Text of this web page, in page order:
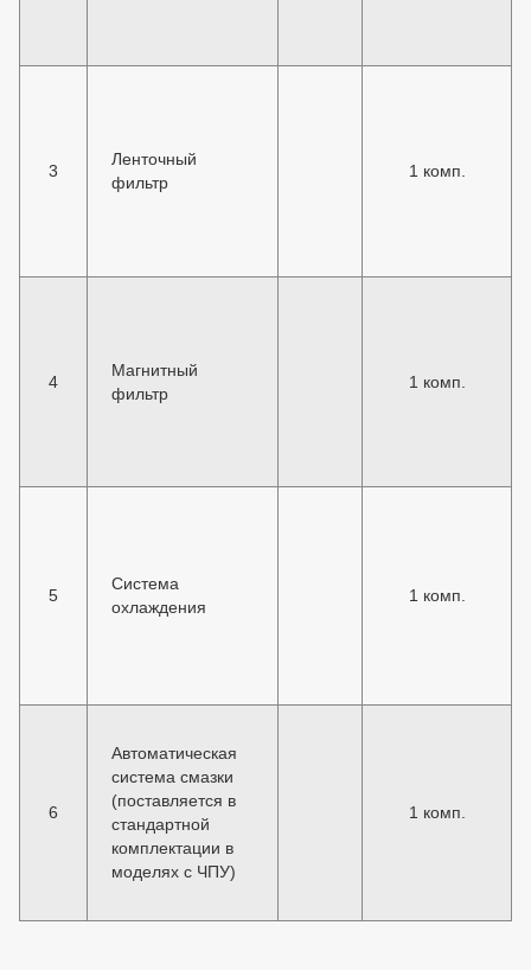
3
Ленточный
фильтр
1 комп.
4
Магнитный
фильтр
1 комп.
5
Система
охлаждения
1 комп.
6
Автоматическая
система смазки
(поставляется в
стандартной
комплектации в
моделях с ЧПУ)
1 комп.